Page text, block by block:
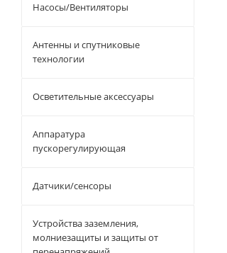
Насосы/Вентиляторы
Антенны и спутниковые
технологии
Осветительные аксессуары
Аппаратура
пускорегулирующая
Датчики/сенсоры
Устройства заземления,
молниезащиты и защиты от